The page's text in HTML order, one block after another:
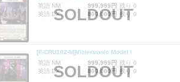
英語 NM
999,999円 残り 0
英語 EX
800,000円 残り 0
SOLDOUT
[F-CRU102-M]Viziertronic Model i
英語 NM
999,999円 残り 0
英語 EX
800,000円 残り 0
SOLDOUT